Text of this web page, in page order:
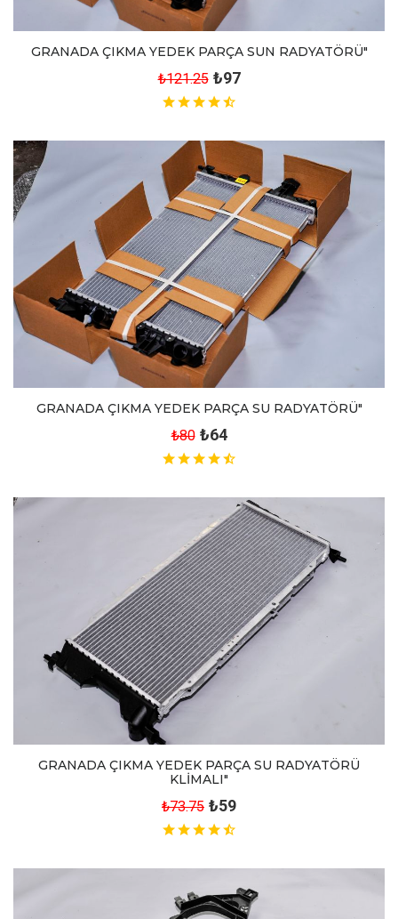
GRANADA ÇIKMA YEDEK PARÇA SUN RADYATÖRÜ"
₺121.25 ₺97
GRANADA ÇIKMA YEDEK PARÇA SU RADYATÖRÜ"
₺80 ₺64
GRANADA ÇIKMA YEDEK PARÇA SU RADYATÖRÜ
KLİMALI"
₺73.75 ₺59